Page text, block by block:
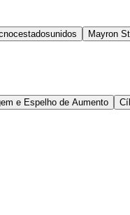
Mayron
e Espelho de Aumento